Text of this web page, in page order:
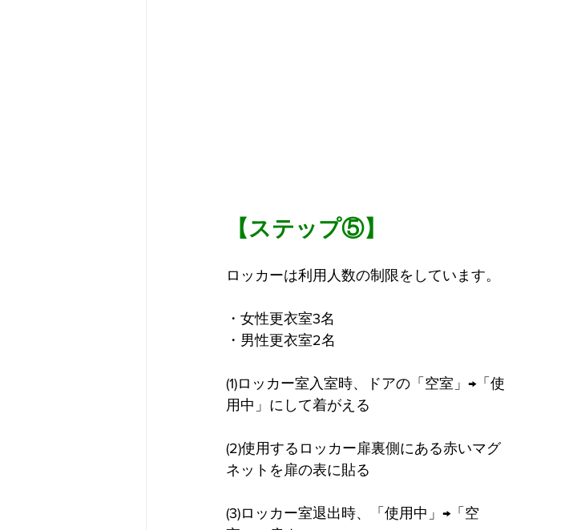
【ステップ⑤】
ロッカーは利用人数の制限をしています。
・女性更衣室3名
・男性更衣室2名
(1)ロッカー室入室時、ドアの「空室」→「使
用中」にして着がえる
(2)使用するロッカー扉裏側にある赤いマグ
ネットを扉の表に貼る
(3)ロッカー室退出時、「使用中」→「空